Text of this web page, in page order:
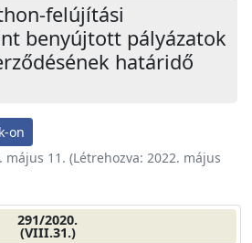
felújítási
benyújtott pályázatok
határidő
on
május 11. (Létrehozva: 2022. május
291/2020.
(VIII.31.)